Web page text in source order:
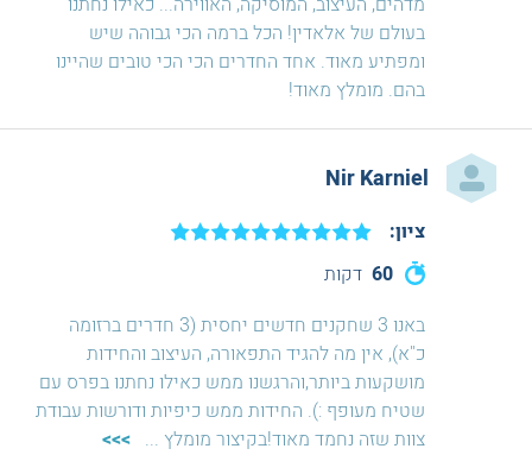
בעולם של אלאדין! הכל ברמה הכי גבוהה שיש
ומפתיע מאוד. אחד החדרים הכי הכי טובים שהיינו
בהם. מומלץ מאוד!
Nir Karniel
60 דקות
ציון:
באנו 3 שחקנים חדשים יחסית (3 חדרים ברזומה
כ"א), אין מה להגיד התפאורה, העיצוב והחידות
מושקעות ביותר,והרגשנו ממש כאילו נחתנו בפרס עם
שטיח מעופף :). החידות ממש כיפיות ודורשות עבודת
צוות שזה נחמד מאוד!בקיצור מומלץ ...
>>>